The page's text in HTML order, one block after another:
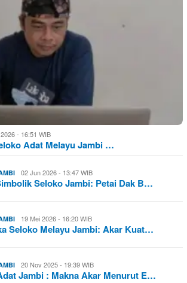
- 16:51 WIB
Adat Melayu Jambi …
02 Jun 2026 - 13:47 WIB
Seloko Jambi: Petai Dak B…
19 Mei 2026 - 16:20 WIB
Seloko Melayu Jambi: Akar Kuat…
20 Nov 2025 - 19:39 WIB
Jambi : Makna Akar Menurut E…